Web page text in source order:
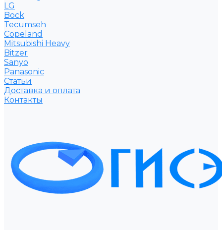
LG
Bock
Tecumseh
Copeland
Mitsubishi Heavy
Bitzer
Sanyo
Рanasonic
Статьи
Доставка и оплата
Контакты